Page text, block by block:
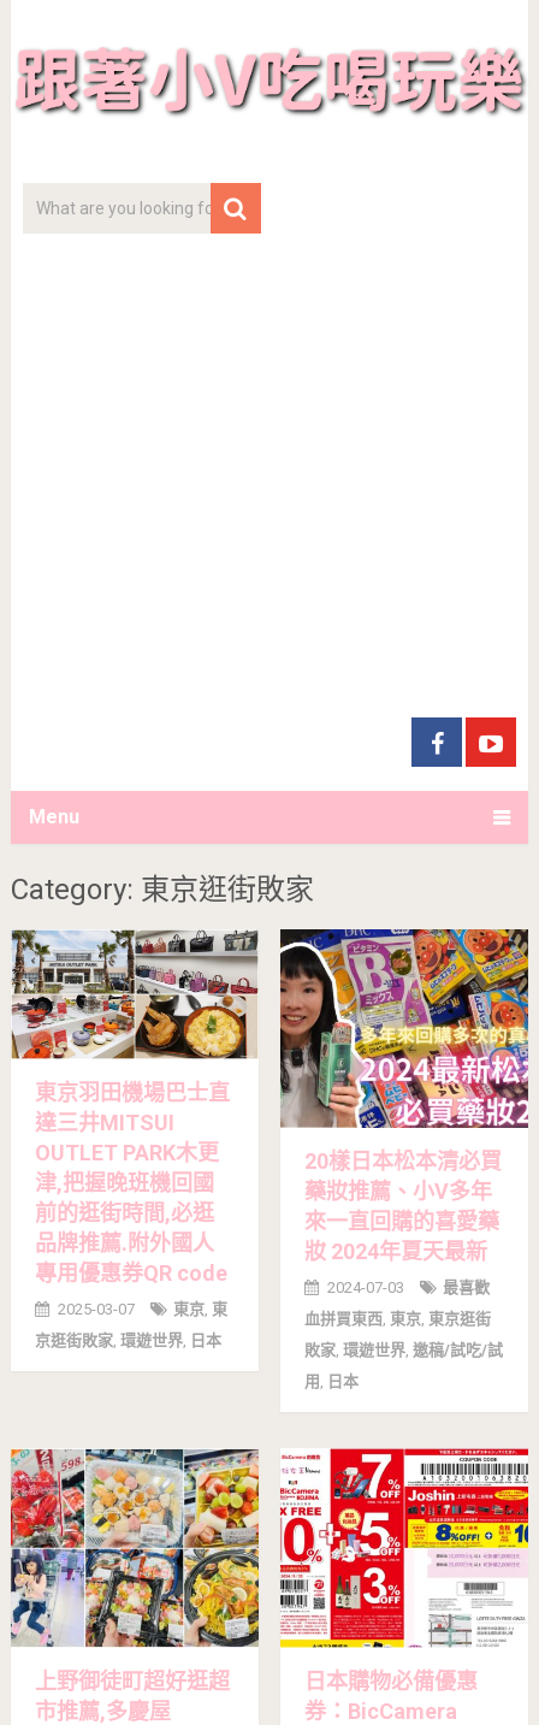
Menu
Category: 東京逛街敗家
東京羽田機場巴士直
達三井MITSUI
OUTLET PARK木更
津,把握晚班機回國
前的逛街時間,必逛
品牌推薦.附外國人
專用優惠券QR code
2025-03-07 東京, 東
京逛街敗家, 環遊世界, 日本
20樣日本松本清必買
藥妝推薦、小V多年
來一直回購的喜愛藥
妝 2024年夏天最新
2024-07-03
最喜歡
血拼買東西, 東京, 東京逛街
敗家, 環遊世界, 邀稿/試吃/試
用 , 日本
上野御徒町超好逛超
市推薦,多慶屋
日本購物必備優惠
券：BicCamera